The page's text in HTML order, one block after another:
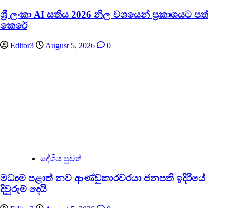
ශ්‍රී ලංකා AI සතිය 2026 නිල වශයෙන් ප්‍රකාශයට පත්
කෙරේ
Editor3 August 5, 2026 0
දේශීය පුවත්
මධ්‍යම පළාත් නව ආණ්ඩුකාරවරයා ජනපති ඉදිරියේ
දිවුරුම් දෙයි